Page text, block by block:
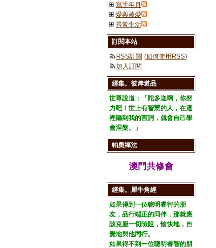
寫手年月
愛與被愛
尋常生活
訂閱本站
RSS訂閱 (如何使用RSS)
加入訂閱
經集。彼岸道品
世尊說道：「陀多迦啊，你努
力吧！世上有智慧的人，在這
裡聽到我的言詞，就會自己學
會涅槃。」
帕奧禪法
澳門共修會
經集。犀牛角經
如果得到一位聰明睿智的朋
友，品行端正的同伴，那就應
該克服一切險阻，愉快地，自
覺地與他同行。
如果得不到一位聰明睿智的朋